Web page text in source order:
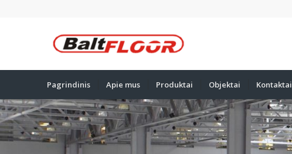
Pagrindinis Apie mus Produktai Objektai Kontaktai